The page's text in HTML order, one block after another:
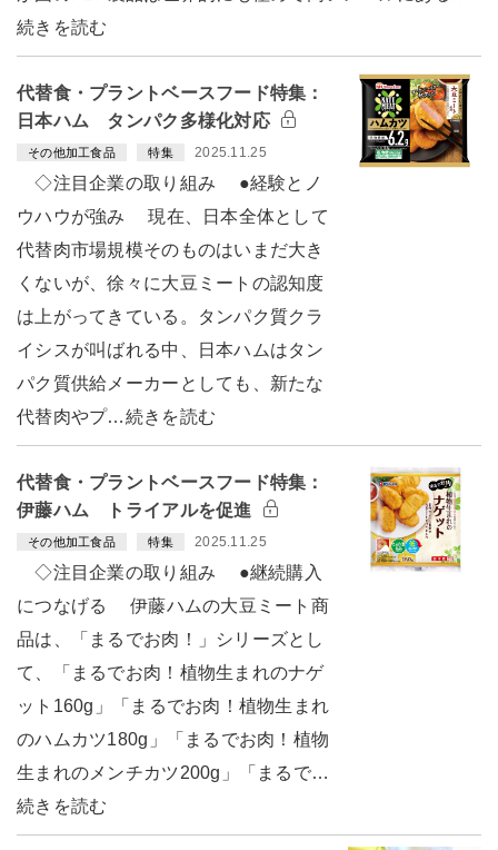
続きを読む
代替食・プラントベースフード特集：
日本ハム タンパク多様化対応
その他加工食品 特集 2025.11.25
◇注目企業の取り組み ●経験とノ
ウハウが強み 現在、日本全体として
代替肉市場規模そのものはいまだ大き
くないが、徐々に大豆ミートの認知度
は上がってきている。タンパク質クラ
イシスが叫ばれる中、日本ハムはタン
パク質供給メーカーとしても、新たな
代替肉やプ…続きを読む
代替食・プラントベースフード特集：
伊藤ハム トライアルを促進
その他加工食品 特集 2025.11.25
◇注目企業の取り組み ●継続購入
につなげる 伊藤ハムの大豆ミート商
品は、「まるでお肉！」シリーズとし
て、「まるでお肉！植物生まれのナゲ
ット160g」「まるでお肉！植物生まれ
のハムカツ180g」「まるでお肉！植物
生まれのメンチカツ200g」「まるで…
続きを読む